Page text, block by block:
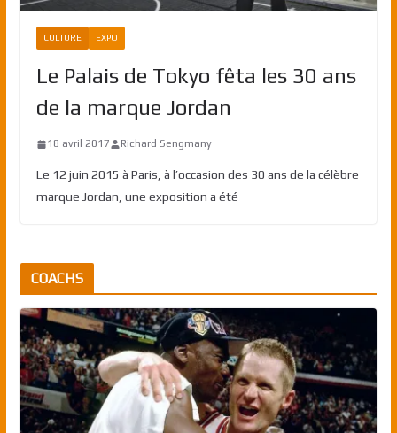
CULTURE EXPO
Le Palais de Tokyo fêta les 30 ans
de la marque Jordan
18 avril 2017 Richard Sengmany
Le 12 juin 2015 à Paris, à l’occasion des 30 ans de la célèbre
marque Jordan, une exposition a été
COACHS